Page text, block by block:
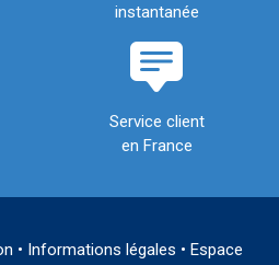
instantanée
Service client
en France
• Informations légales • Espace